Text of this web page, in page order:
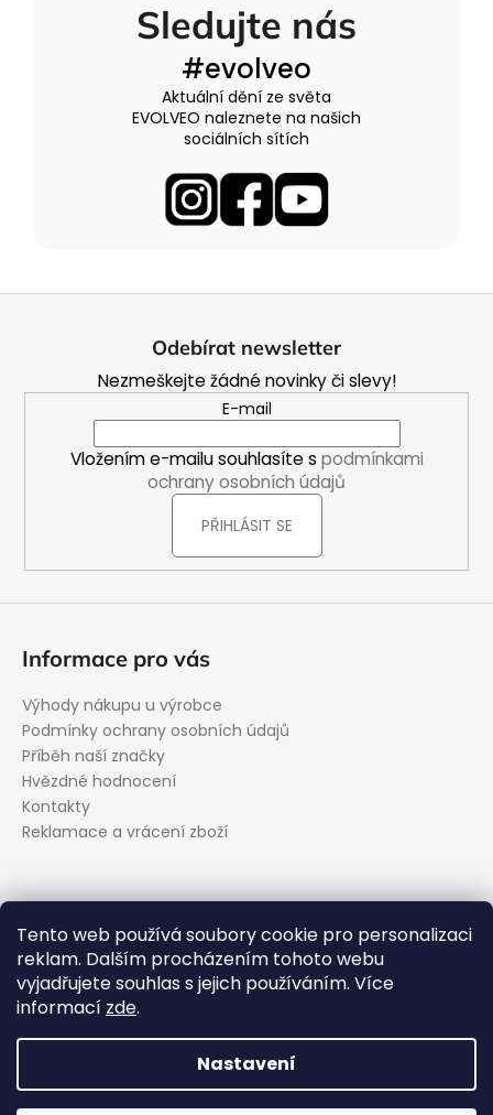
Tento web používá soubory cookie pro personalizaci
reklam. Dalším procházením tohoto webu
vyjadřujete souhlas s jejich používáním. Více
informací zde.
Nastavení
Sledujte nás
#evolveo
Aktuální dění ze světa
EVOLVEO naleznete na našich
sociálních sítích
Odebírat newsletter
Nezmeškejte žádné novinky či slevy!
E-mail
Vložením e-mailu souhlasíte s podmínkami
ochrany osobních údajů
PŘIHLÁSIT SE
Informace pro vás
Výhody nákupu u výrobce
Podmínky ochrany osobních údajů
Příběh naší značky
Hvězdné hodnocení
Kontakty
Reklamace a vrácení zboží
podpora@evolveo.cz
Facebook
evolveo_cz
YouTube